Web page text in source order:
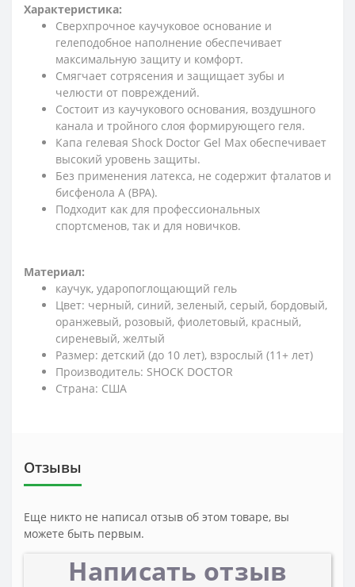
Характеристика:
Сверхпрочное каучуковое основание и
гелеподобное наполнение обеспечивает
максимальную защиту и комфорт.
Смягчает сотрясения и защищает зубы и
челюсти от повреждений.
Состоит из каучукового основания, воздушного
канала и тройного слоя формирующего геля.
Капа гелевая Shock Doctor Gel Max обеспечивает
высокий уровень защиты.
Без применения латекса, не содержит фталатов и
бисфенола А (BPA).
Подходит как для профессиональных
спортсменов, так и для новичков.
Материал:
каучук, ударопоглощающий гель
Цвет: черный, синий, зеленый, серый, бордовый,
оранжевый, розовый, фиолетовый, красный,
сиреневый, желтый
Размер: детский (до 10 лет), взрослый (11+ лет)
Производитель: SHOCK DOCTOR
Страна: США
Отзывы
Еще никто не написал отзыв об этом товаре, вы
можете быть первым.
Написать отзыв